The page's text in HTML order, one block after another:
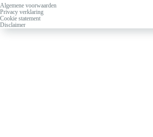
Algemene voorwaarden
Privacy verklaring
Cookie statement
Disclaimer